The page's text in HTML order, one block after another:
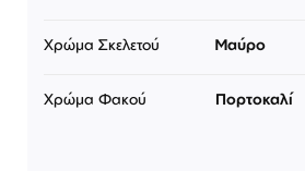
Χρώμα Σκελετού Μαύρο
Χρώμα Φακού Πορτοκαλί